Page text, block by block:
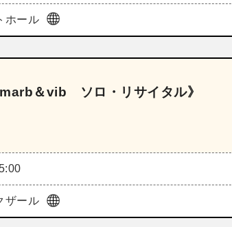
ホール
marb＆vib ソロ・リサイタル》
ザール